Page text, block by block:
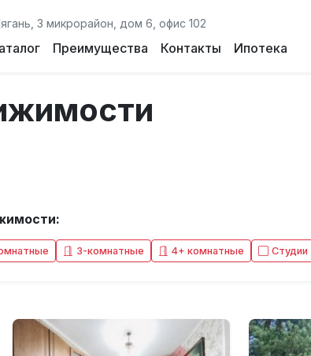
3 микрорайон, дом 6, офис 102
Преимущества Контакты Ипотека
3-комнатные 4+ комнатные Студии